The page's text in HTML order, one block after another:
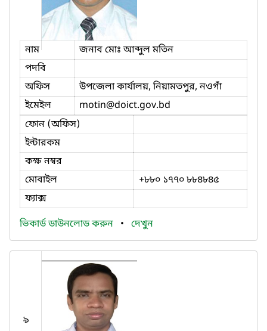
নাম
জনাব মোঃ আব্দুল মতিন
পদবি
অফিস
উপজেলা কার্যালয়, নিয়ামতপুর, নওগাঁ
ইমেইল
motin@doict.gov.bd
ফোন (অফিস)
ইন্টারকম
কক্ষ নম্বর
মোবাইল
+৮৮০ ১৭৭০ ৮৮৪৮৪৫
ফ্যাক্স
ভিকার্ড ডাউনলোড করুন • দেখুন
৯